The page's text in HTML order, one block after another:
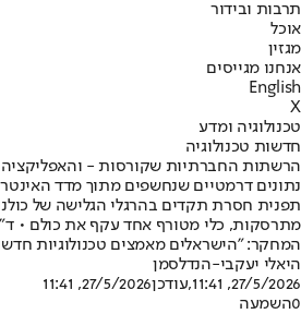
תרבות ובידור
אוכל
מגזין
אנחנו מגייסים
English
X
טכנולוגיה ומדע
חדשות טכנולוגיה
הרשתות החברתיות שקורסות - והאפליקציה שכבשה 88%
תפנית חסרת תקדים בהרגלי הגלישה של
מתרסקות, כלי מטורף אחד עקף את כולם • ד"ר
המחקר: "הישראלים מאמצים טכנולוגיות
היאלי יעקבי-הנדלסמן
27/5/2026, 11:41
,עודכן27/5/2026, 11:41
0השמעה